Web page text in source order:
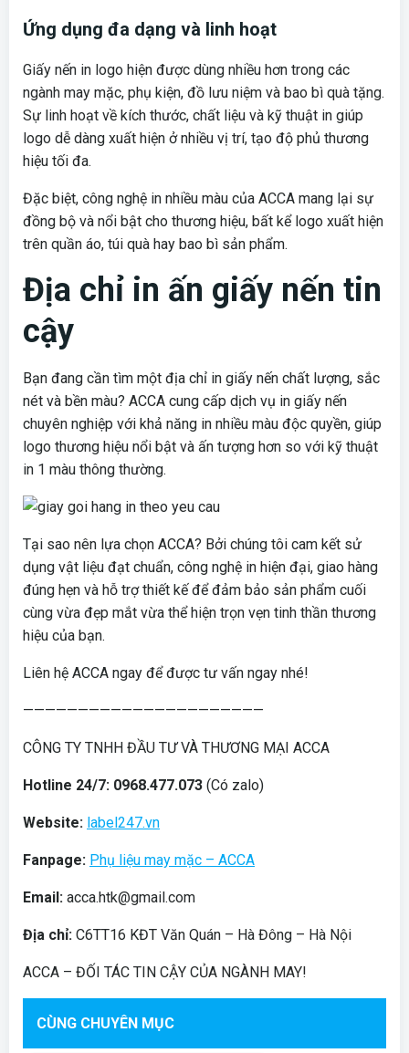
Ứng dụng đa dạng và linh hoạt
Giấy nến in logo hiện được dùng nhiều hơn trong các
ngành may mặc, phụ kiện, đồ lưu niệm và bao bì quà tặng.
Sự linh hoạt về kích thước, chất liệu và kỹ thuật in giúp
logo dễ dàng xuất hiện ở nhiều vị trí, tạo độ phủ thương
hiệu tối đa.
Đặc biệt, công nghệ in nhiều màu của ACCA mang lại sự
đồng bộ và nổi bật cho thương hiệu, bất kể logo xuất hiện
trên quần áo, túi quà hay bao bì sản phẩm.
Địa chỉ in ấn giấy nến tin
cậy
Bạn đang cần tìm một địa chỉ in giấy nến chất lượng, sắc
nét và bền màu? ACCA cung cấp dịch vụ in giấy nến
chuyên nghiệp với khả năng in nhiều màu độc quyền, giúp
logo thương hiệu nổi bật và ấn tượng hơn so với kỹ thuật
in 1 màu thông thường.
Tại sao nên lựa chọn ACCA? Bởi chúng tôi cam kết sử
dụng vật liệu đạt chuẩn, công nghệ in hiện đại, giao hàng
đúng hẹn và hỗ trợ thiết kế để đảm bảo sản phẩm cuối
cùng vừa đẹp mắt vừa thể hiện trọn vẹn tinh thần thương
hiệu của bạn.
Liên hệ ACCA ngay để được tư vấn ngay nhé!
——————————————————————
CÔNG TY TNHH ĐẦU TƯ VÀ THƯƠNG MẠI ACCA
Hotline 24/7: 0968.477.073 (Có zalo)
Website: label247.vn
Fanpage: Phụ liệu may mặc – ACCA
Email: acca.htk@gmail.com
Địa chỉ: C6TT16 KĐT Văn Quán – Hà Đông – Hà Nội
ACCA – ĐỐI TÁC TIN CẬY CỦA NGÀNH MAY!
CÙNG CHUYÊN MỤC